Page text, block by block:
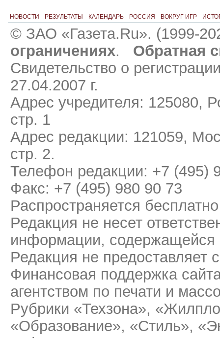
НОВОСТИ РЕЗУЛЬТАТЫ КАЛЕНДАРЬ РОССИЯ ВОКРУГ ИГР
© ЗАО «Газета.Ru». (1999-
ограничениях.
Обратная
Свидетельство о
27.04.2007 г.
Адрес учредителя: 125080,
стр. 1
Адрес редакции: 121059,
стр. 2.
Телефон редакции: +7 (495)
Факс: +7 (495) 980 90 73
Распространяется бесплатно
Редакция не несет
информации, содержащейся
Редакция не предоставляет
Финансовая поддержка
агентством по печати и
Рубрики «Техзона»,
«Образование», «Стиль»,